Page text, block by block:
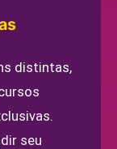
distintas,
seu